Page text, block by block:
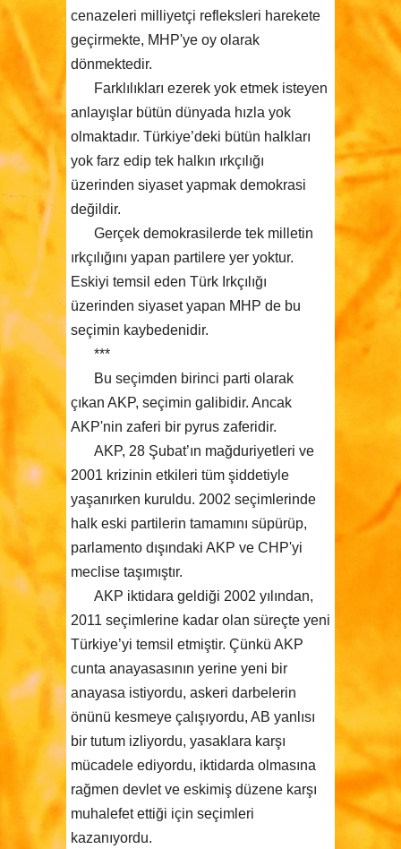
cenazeleri milliyetçi refleksleri harekete
geçirmekte, MHP'ye oy olarak
dönmektedir.
Farklılıkları ezerek yok etmek isteyen
anlayışlar bütün dünyada hızla yok
olmaktadır. Türkiye’deki bütün halkları
yok farz edip tek halkın ırkçılığı
üzerinden siyaset yapmak demokrasi
değildir.
Gerçek demokrasilerde tek milletin
ırkçılığını yapan partilere yer yoktur.
Eskiyi temsil eden Türk Irkçılığı
üzerinden siyaset yapan MHP de bu
seçimin kaybedenidir.
***
Bu seçimden birinci parti olarak
çıkan AKP, seçimin galibidir. Ancak
AKP'nin zaferi bir pyrus zaferidir.
AKP, 28 Şubat’ın mağduriyetleri ve
2001 krizinin etkileri tüm şiddetiyle
yaşanırken kuruldu. 2002 seçimlerinde
halk eski partilerin tamamını süpürüp,
parlamento dışındaki AKP ve CHP'yi
meclise taşımıştır.
AKP iktidara geldiği 2002 yılından,
2011 seçimlerine kadar olan süreçte yeni
Türkiye’yi temsil etmiştir. Çünkü AKP
cunta anayasasının yerine yeni bir
anayasa istiyordu, askeri darbelerin
önünü kesmeye çalışıyordu, AB yanlısı
bir tutum izliyordu, yasaklara karşı
mücadele ediyordu, iktidarda olmasına
rağmen devlet ve eskimiş düzene karşı
muhalefet ettiği için seçimleri
kazanıyordu.